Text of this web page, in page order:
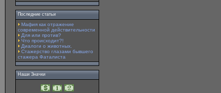
Последние статьи
Мафия как отражение
современной действительности
Для или против?
Что происходит?!
Диалоги о животных.
Стажерство глазами бывшего
стажера Фаталиста
Наши Значки